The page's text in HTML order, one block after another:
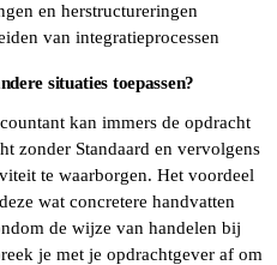
en herstructureringen
van integratieprocessen
situaties toepassen?
kan immers de opdracht
zonder Standaard en vervolgens
te waarborgen. Het voordeel
wat concretere handvatten
de wijze van handelen bij
je met je opdrachtgever af om